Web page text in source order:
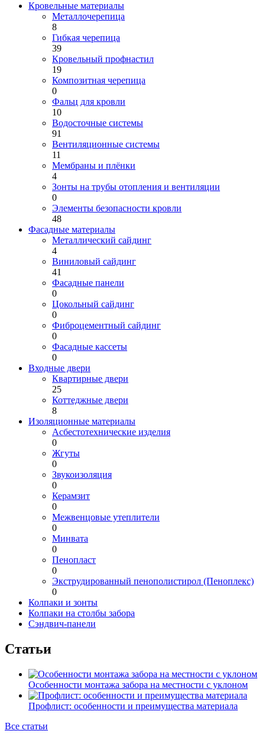
Кровельные материалы
Металлочерепица
8
Гибкая черепица
39
Кровельный профнастил
19
Композитная черепица
0
Фальц для кровли
10
Водосточные системы
91
Вентиляционные системы
11
Мембраны и плёнки
4
Зонты на трубы отопления и вентиляции
0
Элементы безопасности кровли
48
Фасадные материалы
Металлический сайдинг
4
Виниловый сайдинг
41
Фасадные панели
0
Цокольный сайдинг
0
Фиброцементный сайдинг
0
Фасадные кассеты
0
Входные двери
Квартирные двери
25
Коттеджные двери
8
Изоляционные материалы
Асбестотехнические изделия
0
Жгуты
0
Звукоизоляция
0
Керамзит
0
Межвенцовые утеплители
0
Минвата
0
Пенопласт
0
Экструдированный пенополистирол (Пеноплекс)
0
Колпаки и зонты
Колпаки на столбы забора
Сэндвич-панели
Статьи
Особенности монтажа забора на местности с уклоном
Профлист: особенности и преимущества материала
Все статьи